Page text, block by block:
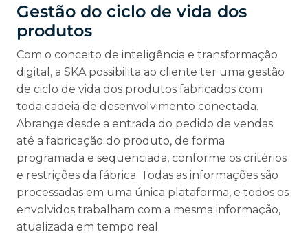
Gestão do ciclo de vida dos
produtos
Com o conceito de inteligência e transformação
digital, a SKA possibilita ao cliente ter uma gestão
de ciclo de vida dos produtos fabricados com
toda cadeia de desenvolvimento conectada.
Abrange desde a entrada do pedido de vendas
até a fabricação do produto, de forma
programada e sequenciada, conforme os critérios
e restrições da fábrica. Todas as informações são
processadas em uma única plataforma, e todos os
envolvidos trabalham com a mesma informação,
atualizada em tempo real.